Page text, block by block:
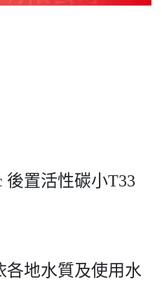
後置活性碳小T33
各地水質及使用水